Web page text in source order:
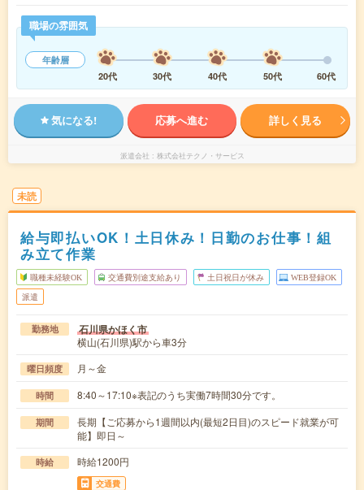
職場の雰囲気
年齢層
20代
30代 40代 50代 60代
気になる! 応募へ進む 詳しく見る
派遣会社 株式会社テクノ・サービス
未読
給与即払いOK！土日休み！日勤のお仕事！組
み立て作業
職種未経験OK 交通費別途支給あり 土日祝日が休み WEB登録OK
派遣
勤務地 石川県かほく市
横山(石川県)駅から車3分
曜日頻度 月～金
時間 8:40～17:10※表記のうち実働7時間30分です。
期間
長期【ご応募から1週間以内(最短2日目)のスピード就業が可
能】即日～
時給 時給1200円
交通費